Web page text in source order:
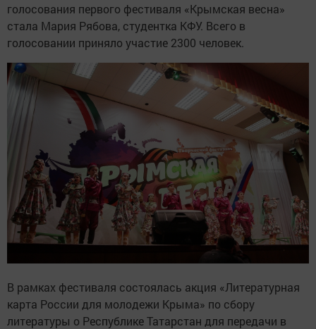
голосования первого фестиваля «Крымская весна»
стала Мария Рябова, студентка КФУ. Всего в
голосовании приняло участие 2300 человек.
В рамках фестиваля состоялась акция «Литературная
карта России для молодежи Крыма» по сбору
литературы о Республике Татарстан для передачи в